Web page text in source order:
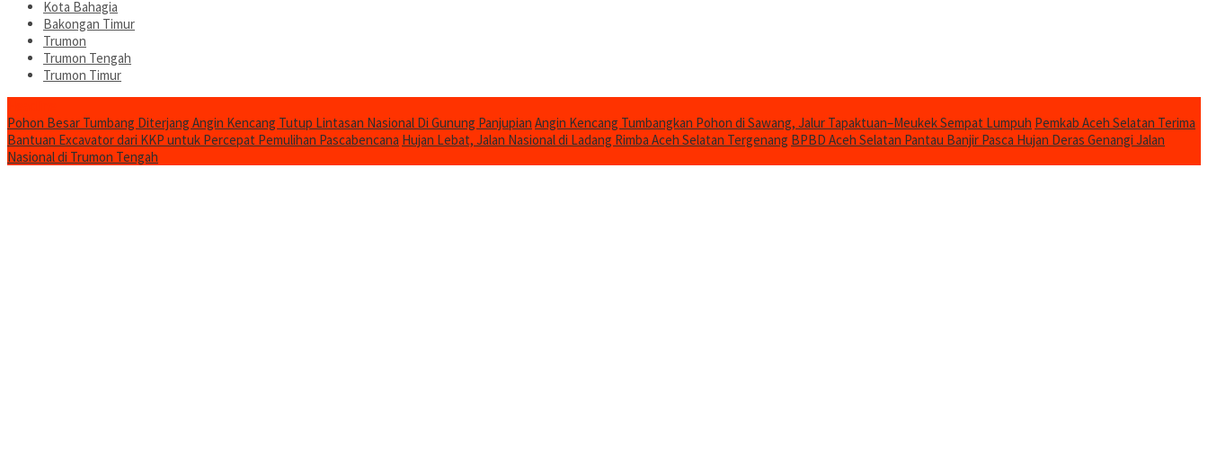
Kota Bahagia
Bakongan Timur
Trumon
Trumon Tengah
Trumon Timur
Pohon Besar Tumbang Diterjang Angin Kencang Tutup Lintasan Nasional Di Gunung Panjupian Angin Kencang Tumbangkan Pohon di Sawang, Jalur Tapaktuan–Meukek Sempat Lumpuh Pemkab Aceh Selatan Terima
Bantuan Excavator dari KKP untuk Percepat Pemulihan Pascabencana Hujan Lebat, Jalan Nasional di Ladang Rimba Aceh Selatan Tergenang BPBD Aceh Selatan Pantau Banjir Pasca Hujan Deras Genangi Jalan
Nasional di Trumon Tengah